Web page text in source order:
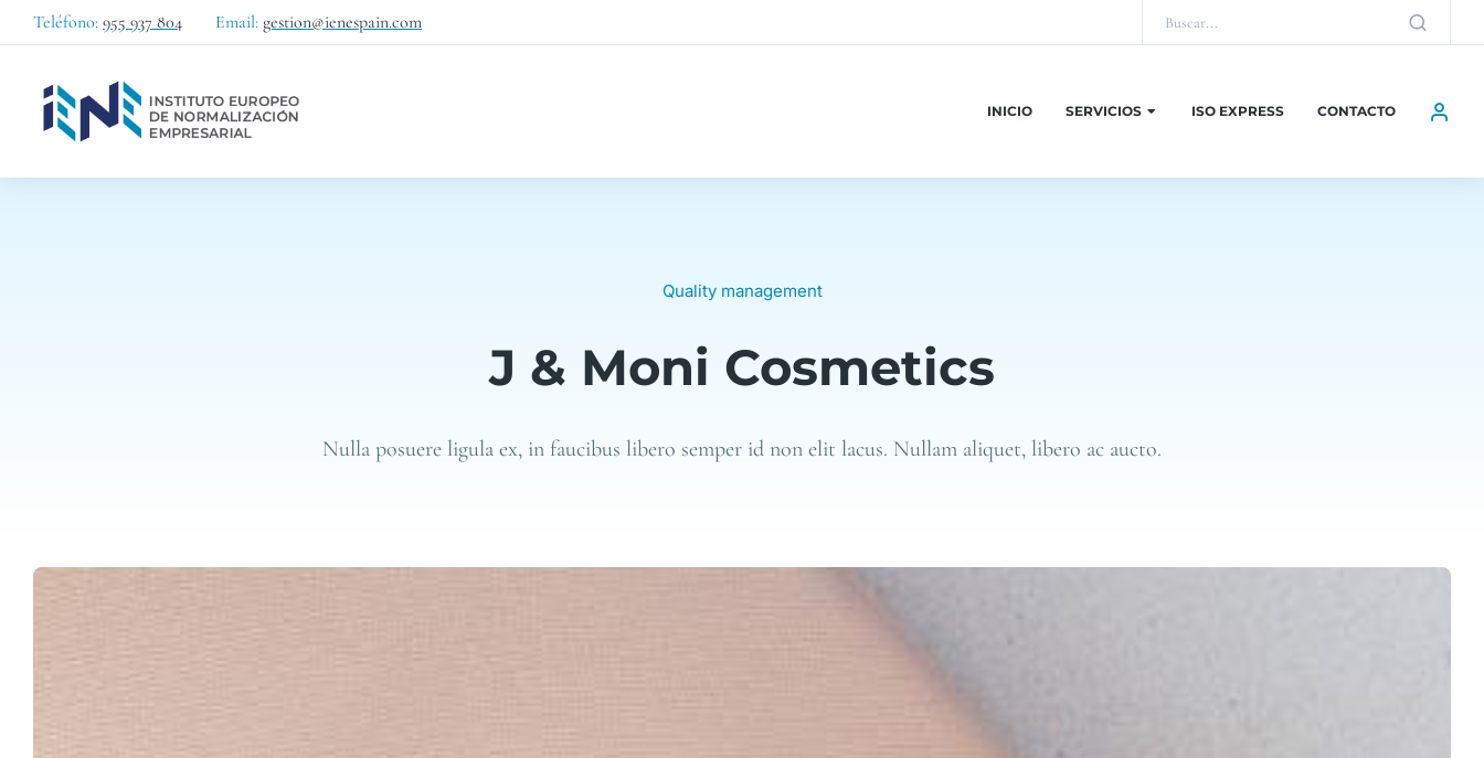
Teléfono: 955 937 804 Email: gestion@ienespain.com
INICIO SERVICIOS ISO EXPRESS CONTACTO
Quality management
J & Moni Cosmetics
Nulla posuere ligula ex, in faucibus libero semper id non elit lacus. Nullam aliquet, libero ac aucto.